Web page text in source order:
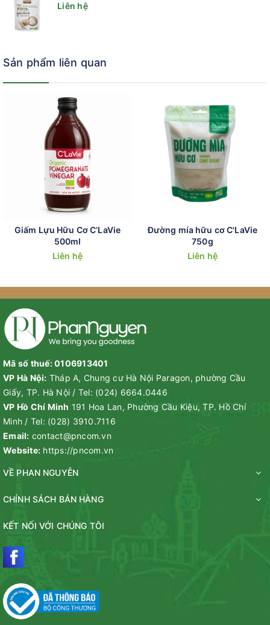
Liên hệ
Sản phẩm liên quan
Giấm Lựu Hữu Cơ C’LaVie
500ml
Liên hệ
Đường mía hữu cơ C'LaVie
750g
Liên hệ
Mã số thuế: 0106913401
VP Hà Nội: Tháp A, Chung cư Hà Nội Paragon, phường Cầu
Giấy, TP. Hà Nội / Tel: (024) 6664.0446
VP Hồ Chí Minh 191 Hoa Lan, Phường Cầu Kiệu, TP. Hồ Chí
Minh / Tel: (028) 3910.7116
Email: contact@pncom.vn
Website: https://pncom.vn
VỀ PHAN NGUYỄN
CHÍNH SÁCH BÁN HÀNG
KẾT NỐI VỚI CHÚNG TÔI